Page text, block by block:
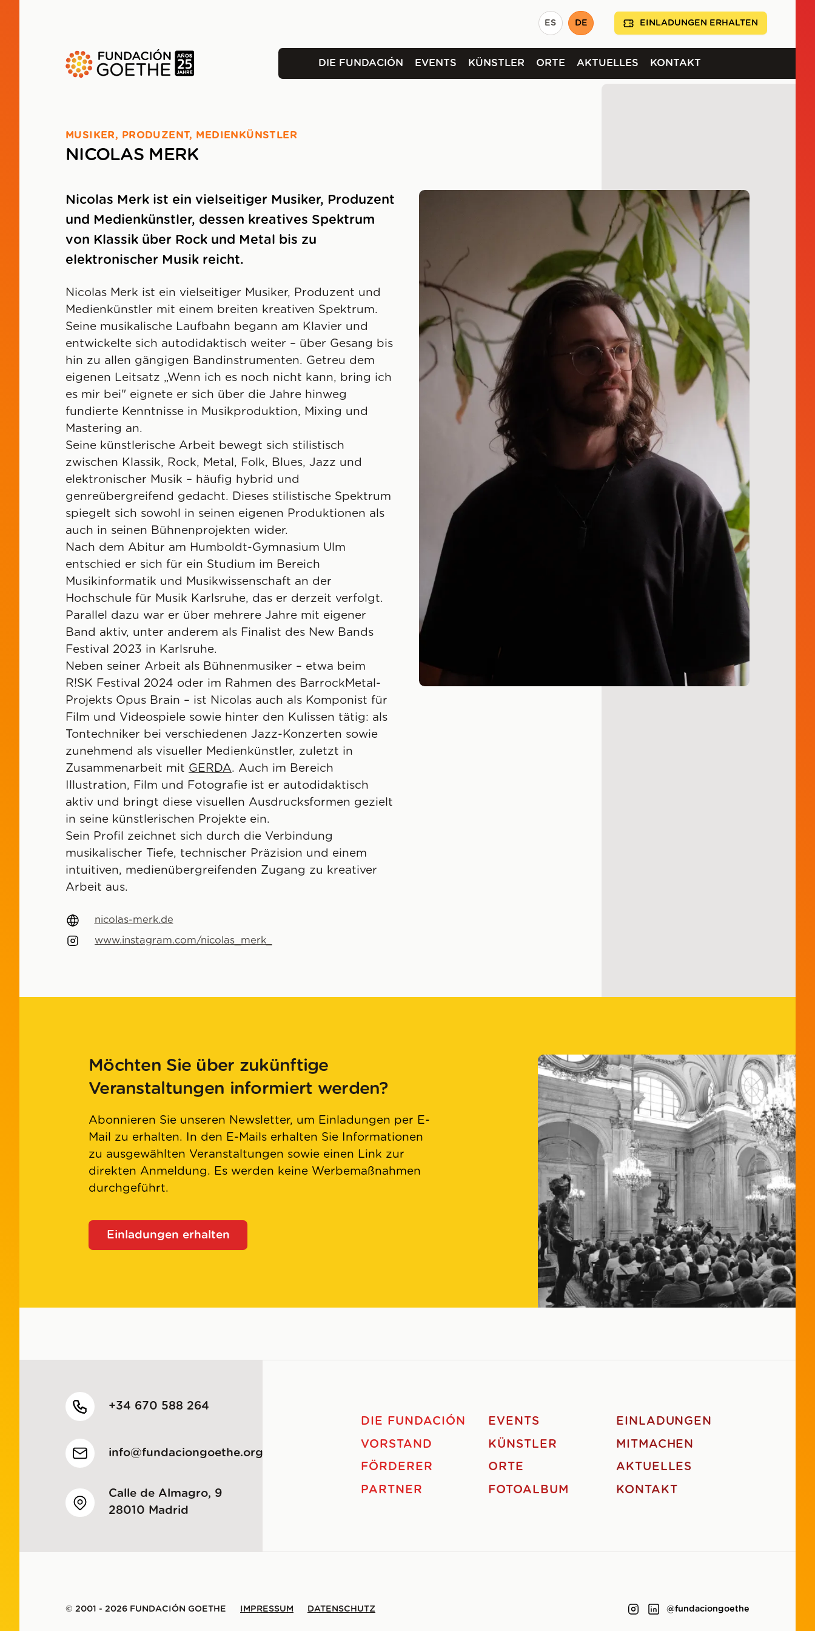
ES DE EINLADUNGEN ERHALTEN
DIE FUNDACIÓN EVENTS KÜNSTLER ORTE AKTUELLES KONTAKT
MUSIKER, PRODUZENT, MEDIENKÜNSTLER
NICOLAS MERK
Nicolas Merk ist ein vielseitiger Musiker, Produzent
und Medienkünstler, dessen kreatives Spektrum
von Klassik über Rock und Metal bis zu
elektronischer Musik reicht.
Nicolas Merk ist ein vielseitiger Musiker, Produzent und
Medienkünstler mit einem breiten kreativen Spektrum.
Seine musikalische Laufbahn begann am Klavier und
entwickelte sich autodidaktisch weiter – über Gesang bis
hin zu allen gängigen Bandinstrumenten. Getreu dem
eigenen Leitsatz „Wenn ich es noch nicht kann, bring ich
es mir bei" eignete er sich über die Jahre hinweg
fundierte Kenntnisse in Musikproduktion, Mixing und
Mastering an.
Seine künstlerische Arbeit bewegt sich stilistisch
zwischen Klassik, Rock, Metal, Folk, Blues, Jazz und
elektronischer Musik – häufig hybrid und
genreübergreifend gedacht. Dieses stilistische Spektrum
spiegelt sich sowohl in seinen eigenen Produktionen als
auch in seinen Bühnenprojekten wider.
Nach dem Abitur am Humboldt-Gymnasium Ulm
entschied er sich für ein Studium im Bereich
Musikinformatik und Musikwissenschaft an der
Hochschule für Musik Karlsruhe, das er derzeit verfolgt.
Parallel dazu war er über mehrere Jahre mit eigener
Band aktiv, unter anderem als Finalist des New Bands
Festival 2023 in Karlsruhe.
Neben seiner Arbeit als Bühnenmusiker – etwa beim
R!SK Festival 2024 oder im Rahmen des BarrockMetal-
Projekts Opus Brain – ist Nicolas auch als Komponist für
Film und Videospiele sowie hinter den Kulissen tätig: als
Tontechniker bei verschiedenen Jazz-Konzerten sowie
zunehmend als visueller Medienkünstler, zuletzt in
Zusammenarbeit mit GERDA. Auch im Bereich
Illustration, Film und Fotografie ist er autodidaktisch
aktiv und bringt diese visuellen Ausdrucksformen gezielt
in seine künstlerischen Projekte ein.
Sein Profil zeichnet sich durch die Verbindung
musikalischer Tiefe, technischer Präzision und einem
intuitiven, medienübergreifenden Zugang zu kreativer
Arbeit aus.
nicolas-merk.de
www.instagram.com/nicolas_merk_
Möchten Sie über zukünftige
Veranstaltungen informiert werden?
Abonnieren Sie unseren Newsletter, um Einladungen per E-
Mail zu erhalten. In den E-Mails erhalten Sie Informationen
zu ausgewählten Veranstaltungen sowie einen Link zur
direkten Anmeldung. Es werden keine Werbemaßnahmen
durchgeführt.
Einladungen erhalten
+34 670 588 264
info@fundaciongoethe.org
Calle de Almagro, 9
28010 Madrid
DIE FUNDACIÓN
VORSTAND
FÖRDERER
PARTNER
EVENTS
KÜNSTLER
ORTE
FOTOALBUM
EINLADUNGEN
MITMACHEN
AKTUELLES
KONTAKT
© 2001 - 2026 FUNDACIÓN GOETHE IMPRESSUM DATENSCHUTZ @fundaciongoethe